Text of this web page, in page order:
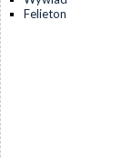
Felieton